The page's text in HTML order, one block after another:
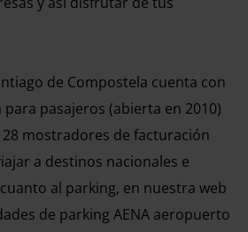
de Compostela cuenta con
pasajeros (abierta en 2010)
28 mostradores de facturación
a destinos nacionales e
al parking, en nuestra web
de parking AENA aeropuerto